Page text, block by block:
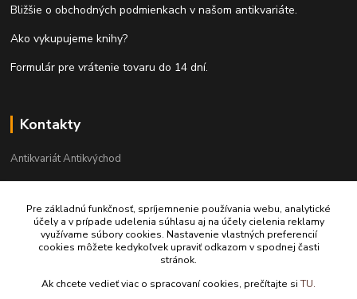
Bližšie o obchodných podmienkach v našom antikvariáte.
Ako vykupujeme knihy?
Formulár pre vrátenie tovaru do 14 dní.
Kontakty
Antikvariát Antikvýchod
antikvariat@antikvychod.sk
Pre základnú funkčnosť, spríjemnenie používania webu, analytické
účely a v prípade udelenia súhlasu aj na účely cielenia reklamy
využívame súbory cookies. Nastavenie vlastných preferencií
cookies môžete kedykoľvek upraviť odkazom v spodnej časti
stránok.
Ak chcete vedieť viac o spracovaní cookies, prečítajte siTU.